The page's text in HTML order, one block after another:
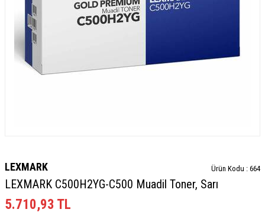
LEXMARK Ürün Kodu : 664
LEXMARK C500H2YG-C500 Muadil Toner, Sarı
5.710,93 TL